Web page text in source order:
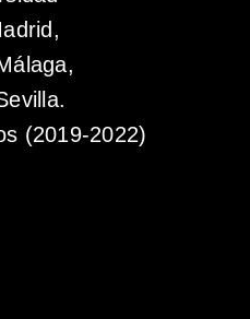
(2019-2022)